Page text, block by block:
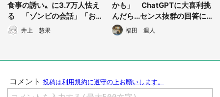
食事の誘い〟に3.7万人怯え
る 「ゾンビの会話」「お前
の友達妖怪だろ」
井上 慧果
かも」 ChatGPTに大喜利挑
んだら...センス抜群の回答に1
2万人抱腹絶倒
福田 週人